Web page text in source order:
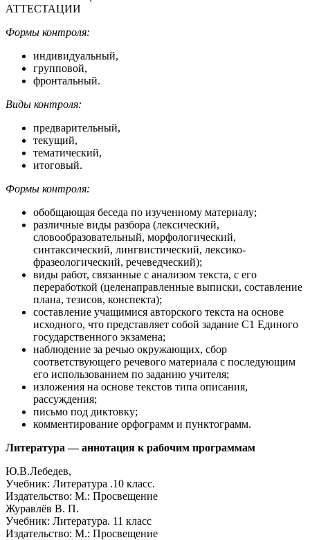
АТТЕСТАЦИИ
Формы контроля:
индивидуальный,
групповой,
фронтальный.
Виды контроля:
предварительный,
текущий,
тематический,
итоговый.
Формы контроля:
обобщающая беседа по изученному материалу;
различные виды разбора (лексический,
словообразовательный, морфологический,
синтаксический, лингвистический, лексико-
фразеологический, речеведческий);
виды работ, связанные с анализом текста, с его
переработкой (целенаправленные выписки, составление
плана, тезисов, конспекта);
составление учащимися авторского текста на основе
исходного, что представляет собой задание С1 Единого
государственного экзамена;
наблюдение за речью окружающих, сбор
соответствующего речевого материала с последующим
его использованием по заданию учителя;
изложения на основе текстов типа описания,
рассуждения;
письмо под диктовку;
комментирование орфограмм и пунктограмм.
Литература — аннотация к рабочим программам
Ю.В.Лебедев,
Учебник: Литература .10 класс.
Издательство: М.: Просвещение
Журавлёв В. П.
Учебник: Литература. 11 класс
Издательство: М.: Просвещение